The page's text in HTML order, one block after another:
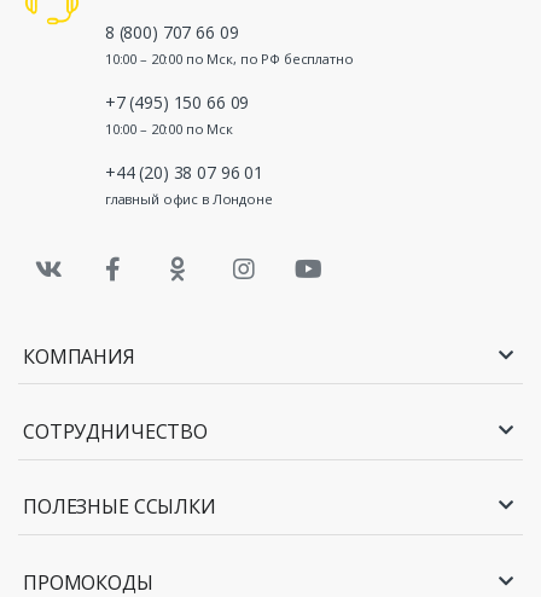
8 (800) 707 66 09
10:00 – 20:00 по Мск, по РФ бесплатно
+7 (495) 150 66 09
10:00 – 20:00 по Мск
+44 (20) 38 07 96 01
главный офис в Лондоне
КОМПАНИЯ
СОТРУДНИЧЕСТВО
ПОЛЕЗНЫЕ ССЫЛКИ
ПРОМОКОДЫ